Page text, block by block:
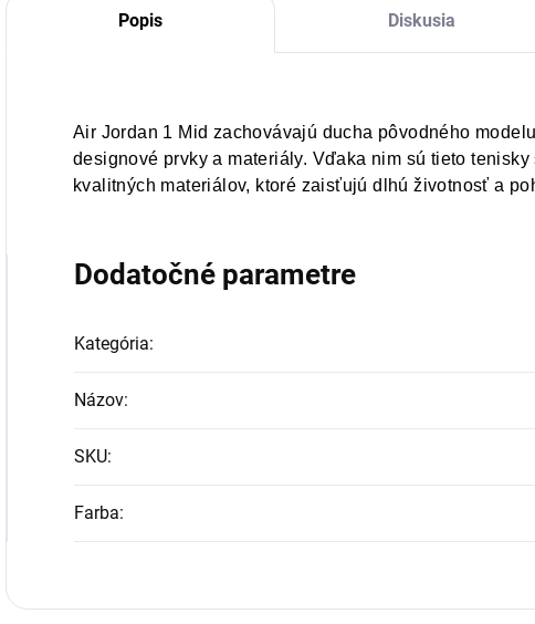
Popis Diskusia
Air Jordan 1 Mid zachovávajú ducha pôvodného
designové prvky a materiály. Vďaka nim sú tieto
kvalitných materiálov, ktoré zaisťujú dlhú životnosť a
Dodatočné parametre
Kategória:
Názov:
SKU:
Farba: